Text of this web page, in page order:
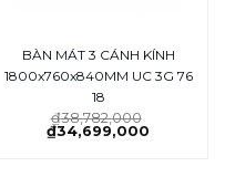
BÀN MÁT 3 CÁNH KÍNH
1800x760x840MM UC 3G 76
18
₫38,782,000
₫34,699,000